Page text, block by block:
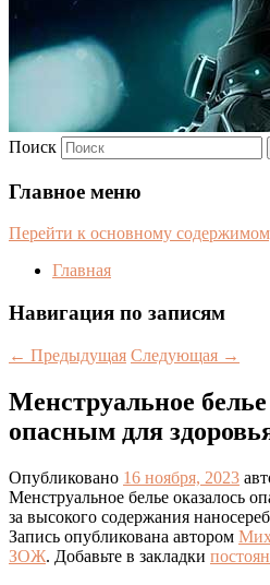
Поиск
Главное меню
Перейти к основному
Главная
Навигация по записям
← Предыдущая Следующая →
Менструальное белье
опасным для
Опубликовано 16 ноября, 2023
Менструальное белье оказалось
за высокого содержания
Запись опубликована автором
ЗОЖ. Добавьте в закладки